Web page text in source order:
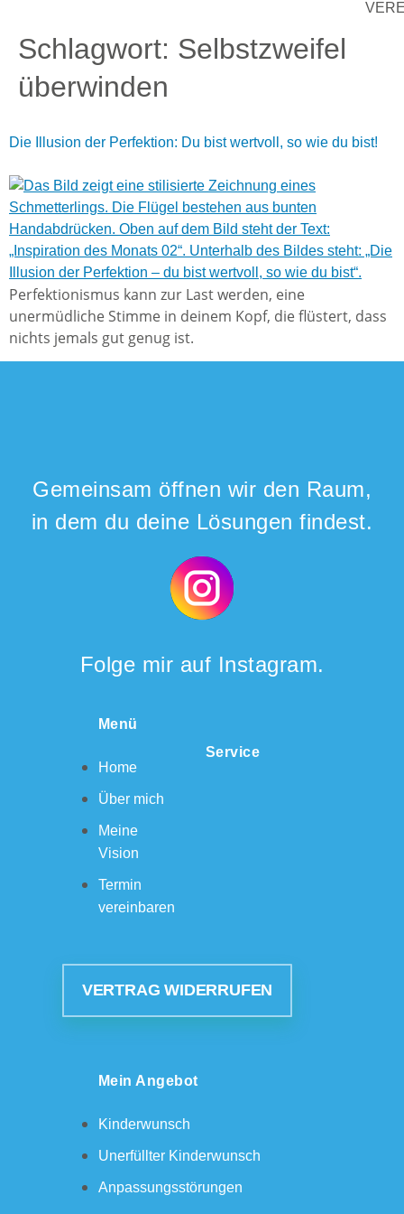
Schlagwort: Selbstzweifel
überwinden
Die Illusion der Perfektion: Du bist wertvoll, so wie du bist!
Perfektionismus kann zur Last werden, eine
unermüdliche Stimme in deinem Kopf, die flüstert, dass
nichts jemals gut genug ist.
Gemeinsam öffnen wir den Raum,
in dem du deine Lösungen findest.
Folge mir auf Instagram.
Menü
Home
Über mich
Meine
Vision
Termin
vereinbaren
Service
VERTRAG WIDERRUFEN
Mein Angebot
Kinderwunsch
Unerfüllter Kinderwunsch
Anpassungsstörungen